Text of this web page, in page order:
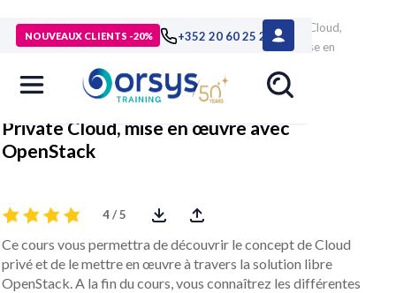
NOUVEAUX CLIENTS -20% +352 20 60 25 26
> Formations>Technologies numériques
Virtualisation, Cloud,
Devops>Cloud computing> Formation Private Cloud, mise en
œuvre avec OpenStack
Private Cloud, mise en œuvre avec
OpenStack
4 / 5
Ce cours vous permettra de découvrir le concept de Cloud
privé et de le mettre en œuvre à travers la solution libre
OpenStack. A la fin du cours, vous connaîtrez les différentes